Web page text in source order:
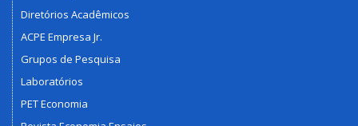
Diretórios Acadêmicos
ACPE Empresa Jr.
Grupos de Pesquisa
Laboratórios
PET Economia